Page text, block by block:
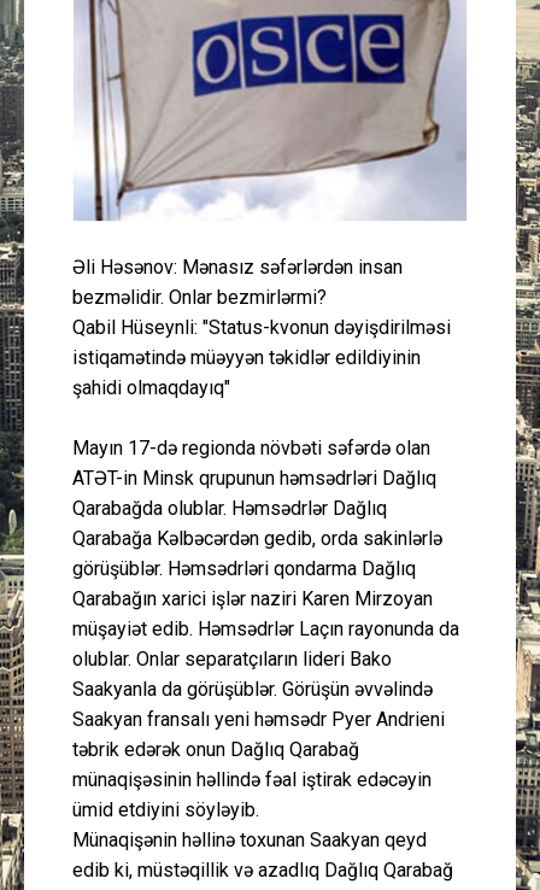
Güney Azərbaycan
Mədəniyyət
Müsahibə
Layihə
Gündəm
Peşə etikası
Əlaqə
Əli Həsənov: Mənasız səfərlərdən insan
bezməlidir. Onlar bezmirlərmi?
Qabil Hüseynli: "Status-kvonun dəyişdirilməsi
istiqamətində müəyyən təkidlər edildiyinin
şahidi olmaqdayıq"
Mayın 17-də regionda növbəti səfərdə olan
ATƏT-in Minsk qrupunun həmsədrləri Dağlıq
Qarabağda olublar. Həmsədrlər Dağlıq
Qarabağa Kəlbəcərdən gedib, orda sakinlərlə
görüşüblər. Həmsədrləri qondarma Dağlıq
Qarabağın xarici işlər naziri Karen Mirzoyan
müşayiət edib. Həmsədrlər Laçın rayonunda da
olublar. Onlar separatçıların lideri Bako
Saakyanla da görüşüblər. Görüşün əvvəlində
Saakyan fransalı yeni həmsədr Pyer Andrieni
təbrik edərək onun Dağlıq Qarabağ
münaqişəsinin həllində fəal iştirak edəcəyin
ümid etdiyini söyləyib.
Münaqişənin həllinə toxunan Saakyan qeyd
edib ki, müstəqillik və azadlıq Dağlıq Qarabağ